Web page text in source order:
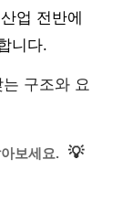
업 전반에
니다.
구조와 요
보세요. 💡